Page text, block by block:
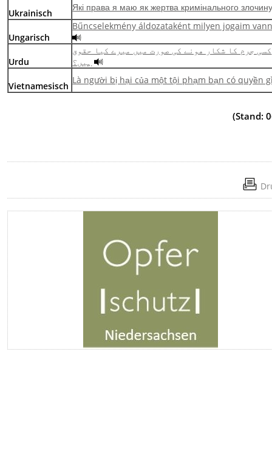
Ukrainisch
Які права я маю як жертва кримінального
Ungarisch
Bűncselekmény áldozataként milyen jogaim
Urdu
کسی جرم کا شکار ھونے کی صورت میں میرے کیا حقوق
ہیں؟
Vietnamesisch
Là người bị hại của một tội phạm bạn có quyền
(Stand: